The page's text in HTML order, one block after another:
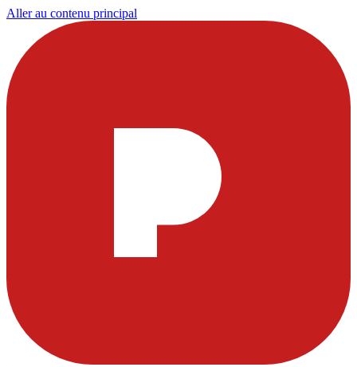
Aller au contenu principal